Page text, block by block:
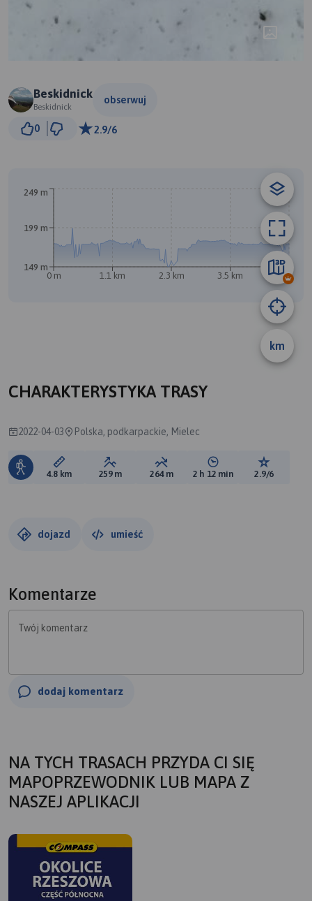
Beskidnick
Beskidnick
obserwuj
0 2.9/6
km
0 m 1.1 km 2.3 km 3.5 km 4.7 km
149 m
199 m
249 m
CHARAKTERYSTYKA TRASY
2022-04-03 Polska, podkarpackie, Mielec
Długość trasy:
4.8 km Suma przewyższeń:
259 m Suma spadków:
264 m Średni czas potrzebny
2 h 12 min Ocena
2.9/6
dojazd umieść
Komentarze
Twój komentarz
dodaj komentarz
NA TYCH TRASACH PRZYDA CI SIĘ
MAPOPRZEWODNIK LUB MAPA Z
NASZEJ APLIKACJI